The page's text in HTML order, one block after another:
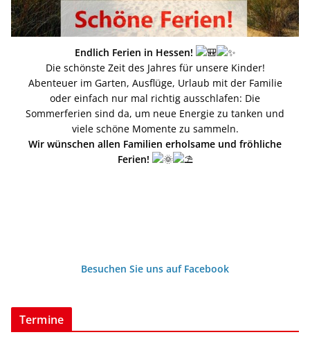
Endlich Ferien in Hessen!
Die schönste Zeit des Jahres für unsere Kinder!
Abenteuer im Garten, Ausflüge, Urlaub mit der Familie
oder einfach nur mal richtig ausschlafen: Die
Sommerferien sind da, um neue Energie zu tanken und
viele schöne Momente zu sammeln.
Wir wünschen allen Familien erholsame und fröhliche
Ferien!
Besuchen Sie uns auf Facebook
Termine